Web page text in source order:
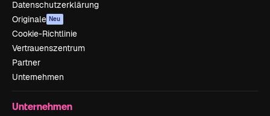
Datenschutzerklärung
Originale Neu
Cookie-Richtlinie
Vertrauenszentrum
Partner
Unternehmen
Unternehmen